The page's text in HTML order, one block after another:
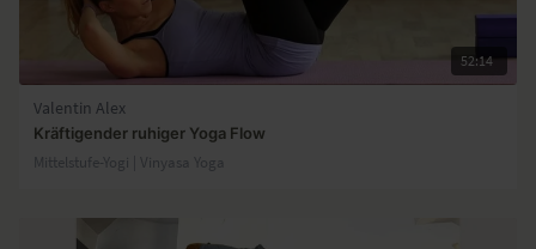
52:14
Valentin Alex
Kräftigender ruhiger Yoga Flow
Mittelstufe-Yogi | Vinyasa Yoga